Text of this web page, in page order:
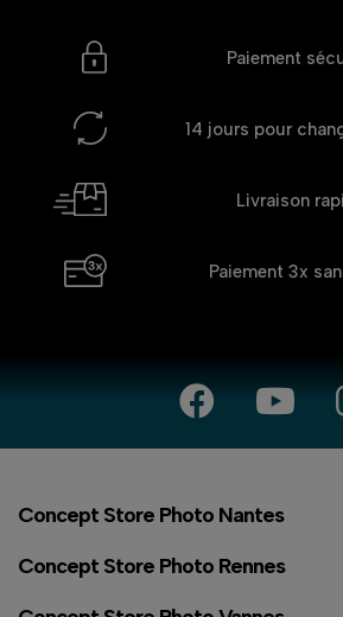
Paiement
14 jours pour
Livraison
Paiement 3x
Concept Store Photo Nantes
Concept Store Photo Rennes